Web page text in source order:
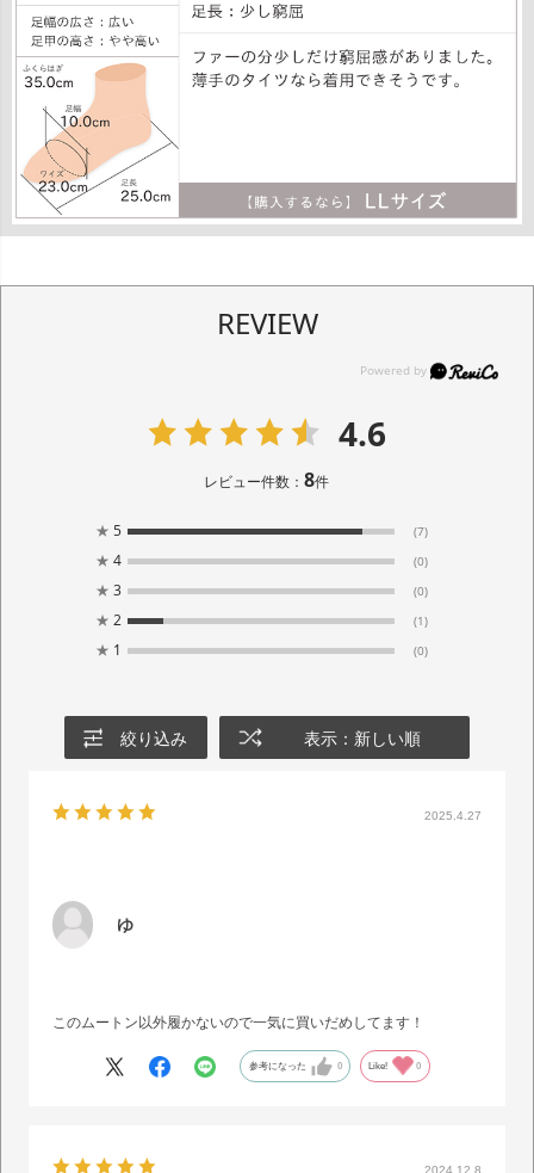
REVIEW
4.6
レビュー件数：8件
★ 5 (7)
★ 4 (0)
★ 3 (0)
★ 2 (1)
★ 1 (0)
絞り込み 表示：新しい順
2025.4.27
ゆ
このムートン以外履かないので一気に買いだめしてます！
参考になった 0 Like! 0
2024.12.8